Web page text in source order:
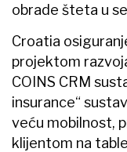
obrade šteta u
Croatia
projektom
COINS CRM
insurance“
veću mobilnost,
klijentom na